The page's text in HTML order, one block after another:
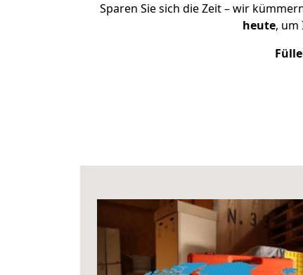
Sparen Sie sich die Zeit – wir
heute, um